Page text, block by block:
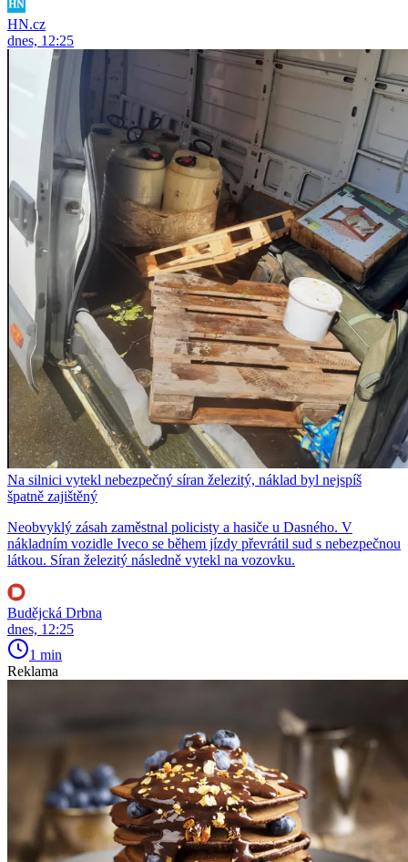
HN.cz
dnes, 12:25
Na silnici vytekl nebezpečný síran železitý, náklad byl nejspíš
špatně zajištěný
Neobvyklý zásah zaměstnal policisty a hasiče u Dasného. V
nákladním vozidle Iveco se během jízdy převrátil sud s nebezpečnou
látkou. Síran železitý následně vytekl na vozovku.
Budějcká Drbna
dnes, 12:25
1 min
Reklama